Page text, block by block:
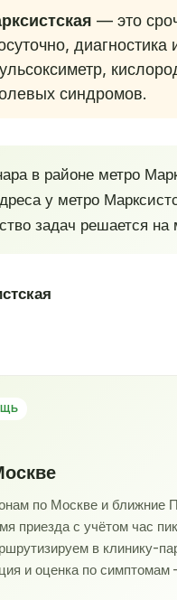
— это
синдромов.
в районе метро
у метро
задач решается
по Москве и
приезда с учётом час
в клинику-
и оценка по